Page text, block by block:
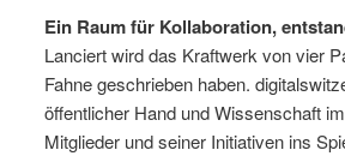
Ein Raum für Kollaboration,
Lanciert wird das Kraftwerk von vier
Fahne geschrieben haben.
öffentlicher Hand und Wissenschaft
Mitglieder und seiner Initiativen ins